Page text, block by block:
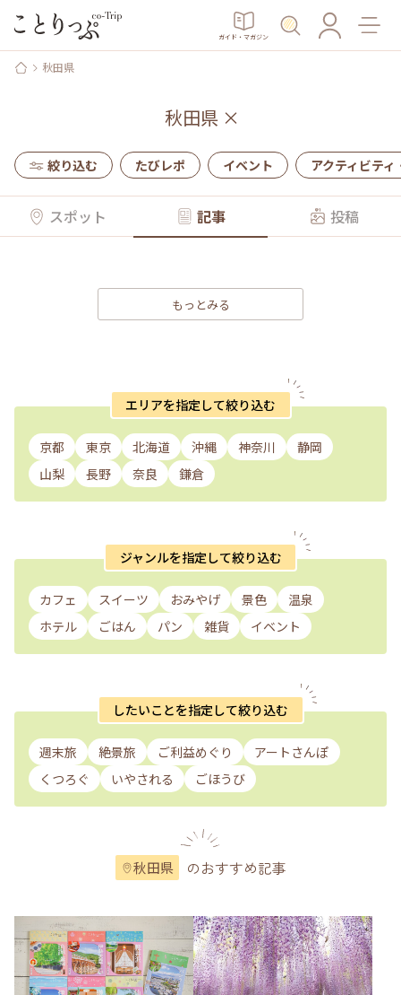
ガイド・マガジン
秋田県
秋田県 ×
絞り込む たびレポ イベント アクティビティ
スポット 記事 投稿
もっとみる
エリアを指定して絞り込む
京都 東京 北海道 沖縄 神奈川
静岡
山梨
長野 奈良 鎌倉
ジャンルを指定して絞り込む
カフェ スイーツ おみやげ 景色
温泉
ホテル
ごはん パン 雑貨 イベント
したいことを指定して絞り込む
週末旅 絶景旅 ご利益めぐり
アートさんぽ
くつろぐ
いやされる ごほうび
秋田県 のおすすめ記事